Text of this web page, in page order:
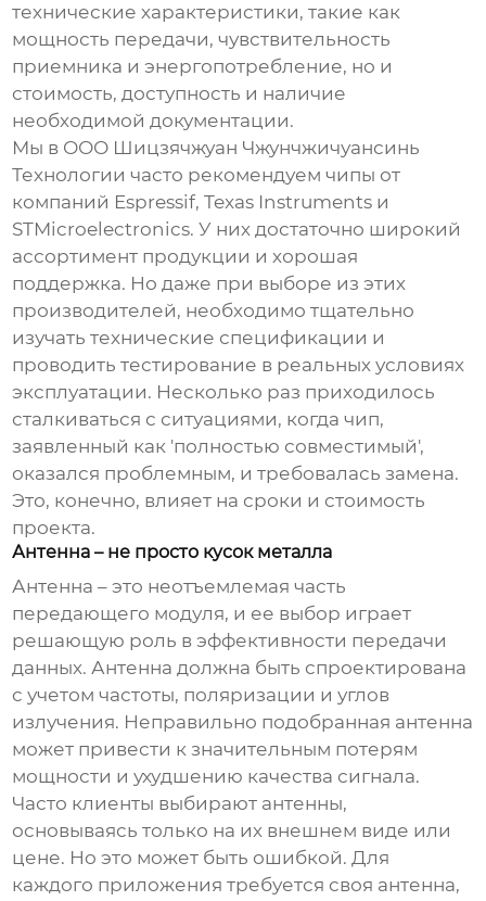
технические характеристики, такие как
мощность передачи, чувствительность
приемника и энергопотребление, но и
стоимость, доступность и наличие
необходимой документации.
Мы в ООО Шицзячжуан Чжунчжичуансинь
Технологии часто рекомендуем чипы от
компаний Espressif, Texas Instruments и
STMicroelectronics. У них достаточно широкий
ассортимент продукции и хорошая
поддержка. Но даже при выборе из этих
производителей, необходимо тщательно
изучать технические спецификации и
проводить тестирование в реальных условиях
эксплуатации. Несколько раз приходилось
сталкиваться с ситуациями, когда чип,
заявленный как 'полностью совместимый',
оказался проблемным, и требовалась замена.
Это, конечно, влияет на сроки и стоимость
проекта.
Антенна – не просто кусок металла
Антенна – это неотъемлемая часть
передающего модуля, и ее выбор играет
решающую роль в эффективности передачи
данных. Антенна должна быть спроектирована
с учетом частоты, поляризации и углов
излучения. Неправильно подобранная антенна
может привести к значительным потерям
мощности и ухудшению качества сигнала.
Часто клиенты выбирают антенны,
основываясь только на их внешнем виде или
цене. Но это может быть ошибкой. Для
каждого приложения требуется своя антенна,